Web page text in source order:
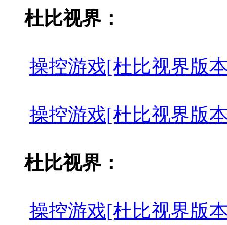
杜比视界：
操控游戏[杜比视界版
操控游戏[杜比视界版
杜比视界：
操控游戏[杜比视界版